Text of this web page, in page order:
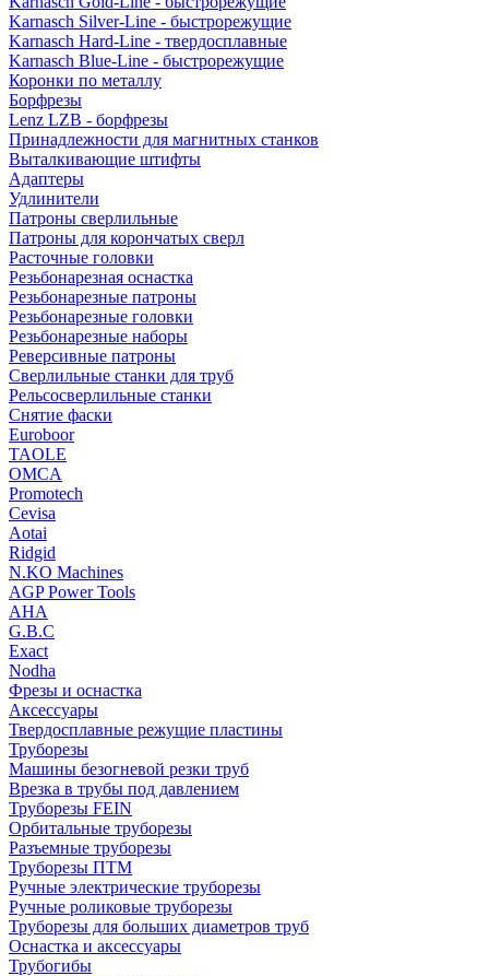
Karnasch Silver-Line - быстрорежущие
Karnasch Hard-Line - твердосплавные
Karnasch Blue-Line - быстрорежущие
Коронки по металлу
Борфрезы
Lenz LZB - борфрезы
Принадлежности для магнитных станков
Выталкивающие штифты
Адаптеры
Удлинители
Патроны сверлильные
Патроны для корончатых сверл
Расточные головки
Резьбонарезная оснастка
Резьбонарезные патроны
Резьбонарезные головки
Резьбонарезные наборы
Реверсивные патроны
Сверлильные станки для труб
Рельсосверлильные станки
Снятие фаски
Euroboor
TAOLE
OMCA
Promotech
Cevisa
Aotai
Ridgid
N.KO Machines
AGP Power Tools
AHA
G.B.C
Exact
Nodha
Фрезы и оснастка
Аксессуары
Твердосплавные режущие пластины
Труборезы
Машины безогневой резки труб
Врезка в трубы под давлением
Труборезы FEIN
Орбитальные труборезы
Разъемные труборезы
Труборезы ПТМ
Ручные электрические труборезы
Ручные роликовые труборезы
Труборезы для больших диаметров труб
Оснастка и аксессуары
Трубогибы